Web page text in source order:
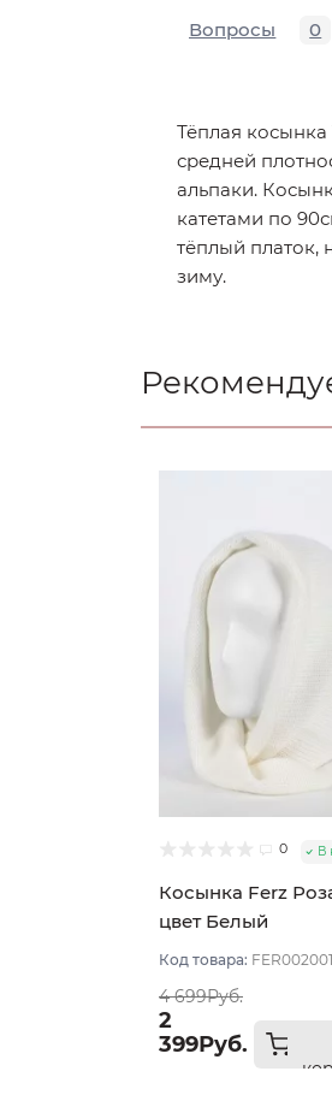
Вопросы 0
Тёплая косынка
средней
альпаки.
катетами по
тёплый платок,
зиму.
0 В
Косынка Ferz
цвет Белый
Код товара:
4 699Руб.
2
399Руб.